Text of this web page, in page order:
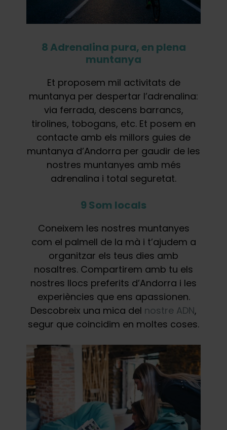
8 Adrenalina pura, en plena
muntanya
Et proposem mil activitats de
muntanya per despertar l’adrenalina:
via ferrada, descens barrancs,
tirolines, tobogans, etc. Et posem en
contacte amb els millors guies de
muntanya d’Andorra per gaudir de les
nostres muntanyes amb més
adrenalina i total seguretat.
9 Som locals
Coneixem les nostres muntanyes
com el palmell de la mà i t’ajudem a
organitzar els teus dies amb
nosaltres. Compartirem amb tu els
nostres llocs preferits d’Andorra i les
experiències que ens apassionen.
Descobreix una mica del nostre ADN,
segur que coincidim en moltes coses.